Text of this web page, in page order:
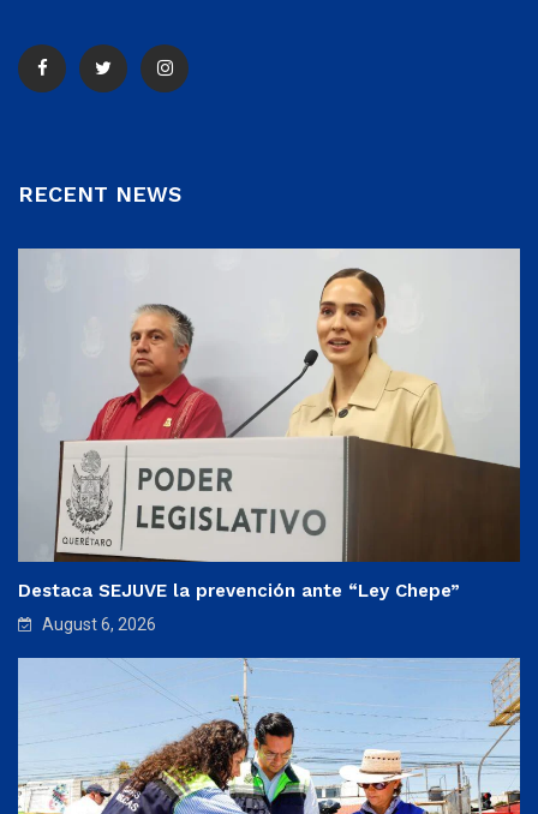
RECENT NEWS
Destaca SEJUVE la prevención ante “Ley Chepe”
August 6, 2026